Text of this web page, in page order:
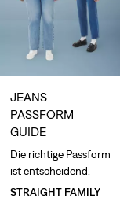
JEANS
PASSFORM
GUIDE
Die richtige Passform
ist entscheidend.
STRAIGHT FAMILY